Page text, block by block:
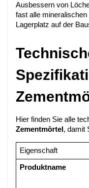
Ausbessern von
fast alle
Lagerplatz auf der
Hier finden Sie alle
Zementmörtel , damit
Eigenschaft
Produktname